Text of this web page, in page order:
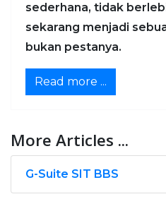
sederhana, tidak
sekarang menjadi
bukan pestanya.
Read more ...
More Articles ...
G-Suite SIT BBS